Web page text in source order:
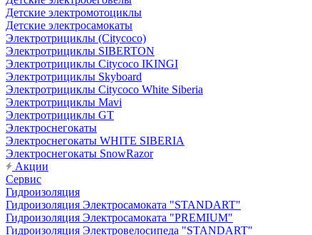
Детские электромотоциклы
Детские электросамокаты
Электротрициклы (Citycoco)
Электротрициклы SIBERTON
Электротрициклы Citycoco IKINGI
Электротрициклы Skyboard
Электротрициклы Citycoco White Siberia
Электротрициклы Mavi
Электротрициклы GT
Электроснегокаты
Электроснегокаты WHITE SIBERIA
Электроснегокаты SnowRazor
Акции
Сервис
Гидроизоляция
Гидроизоляция Электросамоката "STANDART"
Гидроизоляция Электросамоката "PREMIUM"
Гидроизоляция Электровелосипеда "STANDART"